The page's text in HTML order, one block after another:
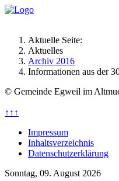
Aktuelle Seite:
Aktuelles
Archiv 2016
Informationen aus der
© Gemeinde Egweil im
↑↑↑
Impressum
Inhaltsverzeichnis
Datenschutzerklärung
Sonntag, 09. August 2026